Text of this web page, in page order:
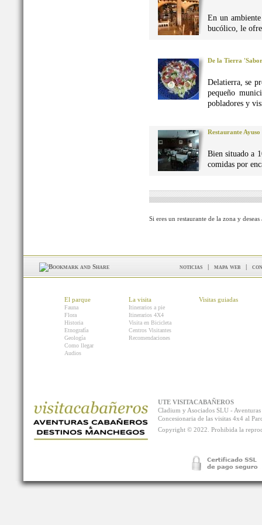
En un
bucólico, le
De la Tierra
Delatierra, se
pequeño
pobladores y
Restaurante Ayuso
Bien situado a
comidas por
Si eres un restaurante de la zona y
noticias | mapa web |
El parque
Fauna
Flora
Historia
Etnografía
Geología
Como llegar
Audios
La visita
Itinerarios a pie
Itinerarios 4X4
Visita en Bicicleta
Centros Visitantes
Recomendaciones
Visitas guiadas
UTE VISITACABAÑEROS
Cladium y Asociados SLU -
Concesionaria de las visitas 4x4 al
Copyright © 2022. Prohibida la